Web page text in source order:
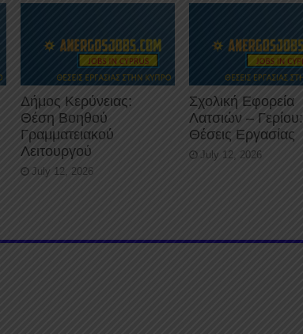
Δήμος Κερύνειας:
Θέση Βοηθού
Γραμματειακού
Λειτουργού
July 12, 2026
Σχολική Εφορεία
Λατσιών – Γερίου:
Θέσεις Εργασίας
July 12, 2026